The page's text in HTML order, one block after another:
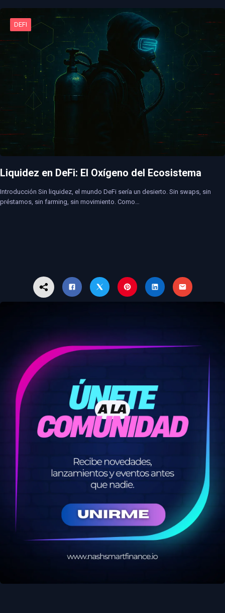
DEFI
Liquidez en DeFi: El Oxígeno del Ecosistema
Introducción Sin liquidez, el mundo DeFi sería un desierto. Sin swaps, sin
préstamos, sin farming, sin movimiento. Como…